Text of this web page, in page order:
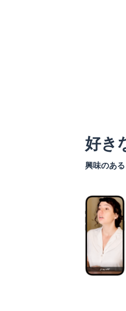
好き
興味のあ